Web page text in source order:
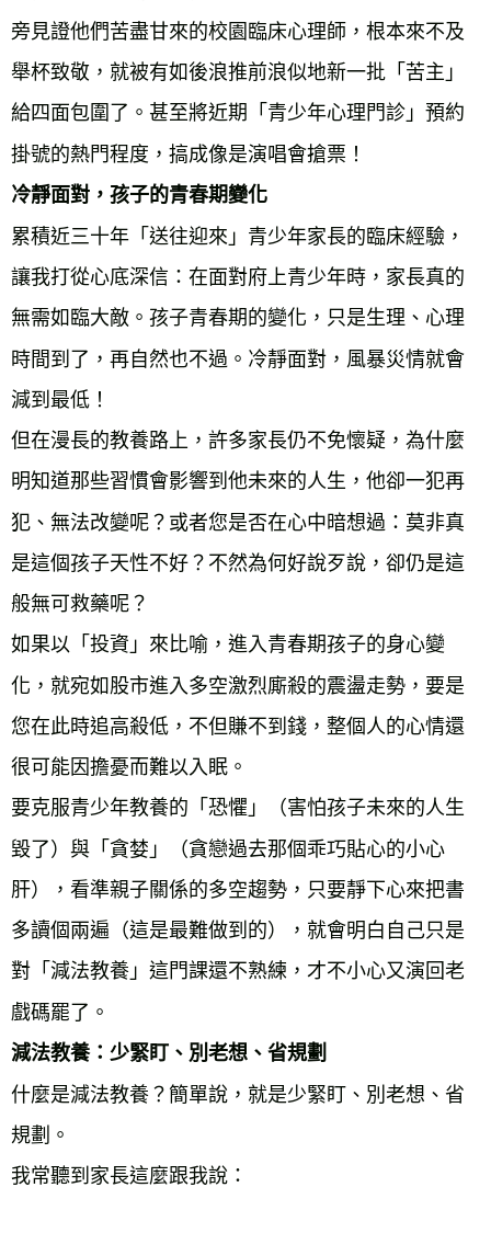
旁見證他們苦盡甘來的校園臨床心理師，根本來不及
舉杯致敬，就被有如後浪推前浪似地新一批「苦主」
給四面包圍了。甚至將近期「青少年心理門診」預約
掛號的熱門程度，搞成像是演唱會搶票！
冷靜面對，孩子的青春期變化
累積近三十年「送往迎來」青少年家長的臨床經驗，
讓我打從心底深信：在面對府上青少年時，家長真的
無需如臨大敵。孩子青春期的變化，只是生理、心理
時間到了，再自然也不過。冷靜面對，風暴災情就會
減到最低！
但在漫長的教養路上，許多家長仍不免懷疑，為什麼
明知道那些習慣會影響到他未來的人生，他卻一犯再
犯、無法改變呢？或者您是否在心中暗想過：莫非真
是這個孩子天性不好？不然為何好說歹說，卻仍是這
般無可救藥呢？
如果以「投資」來比喻，進入青春期孩子的身心變
化，就宛如股市進入多空激烈廝殺的震盪走勢，要是
您在此時追高殺低，不但賺不到錢，整個人的心情還
很可能因擔憂而難以入眠。
要克服青少年教養的「恐懼」（害怕孩子未來的人生
毀了）與「貪婪」（貪戀過去那個乖巧貼心的小心
肝），看準親子關係的多空趨勢，只要靜下心來把書
多讀個兩遍（這是最難做到的），就會明白自己只是
對「減法教養」這門課還不熟練，才不小心又演回老
戲碼罷了。
減法教養：少緊盯、別老想、省規劃
什麼是減法教養？簡單說，就是少緊盯、別老想、省
規劃。
我常聽到家長這麼跟我說：